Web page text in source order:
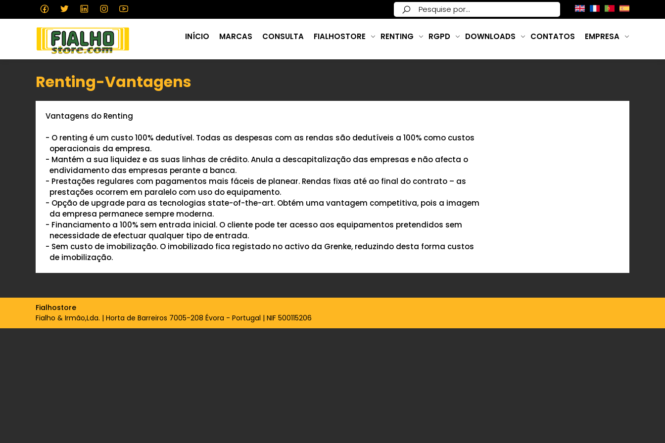
INÍCIO MARCAS CONSULTA FIALHOSTORE RENTING RGPD DOWNLOADS CONTATOS EMPRESA
Renting-Vantagens
Vantagens do Renting
- O renting é um custo 100% dedutível. Todas as despesas com as rendas são dedutíveis a 100% como custos
operacionais da empresa.
- Mantém a sua liquidez e as suas linhas de crédito. Anula a descapitalização das empresas e não afecta o
endividamento das empresas perante a banca.
- Prestações regulares com pagamentos mais fáceis de planear. Rendas fixas até ao final do contrato – as
prestações ocorrem em paralelo com uso do equipamento.
- Opção de upgrade para as tecnologias state-of-the-art. Obtém uma vantagem competitiva, pois a imagem
da empresa permanece sempre moderna.
- Financiamento a 100% sem entrada inicial. O cliente pode ter acesso aos equipamentos pretendidos sem
necessidade de efectuar qualquer tipo de entrada.
- Sem custo de imobilização. O imobilizado fica registado no activo da Grenke, reduzindo desta forma custos
de imobilização.
Fialhostore
Fialho & Irmão,Lda. | Horta de Barreiros 7005-208 Évora - Portugal | NIF 500115206